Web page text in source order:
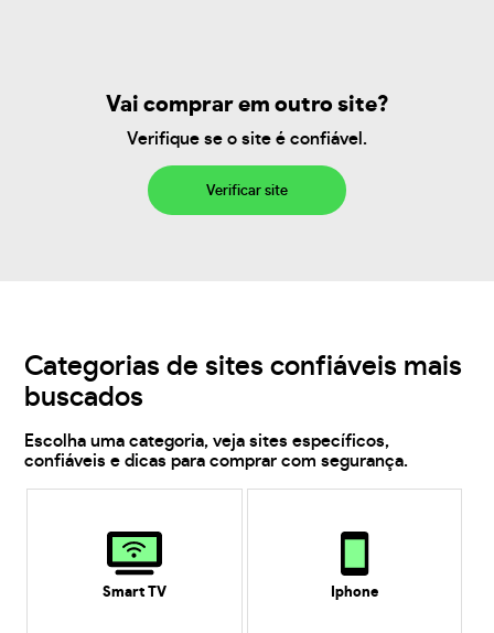
Vai comprar em outro site?
Verifique se o site é confiável.
Verificar site
Categorias de sites confiáveis mais
buscados
Escolha uma categoria, veja sites específicos,
confiáveis e dicas para comprar com segurança.
Smart TV Iphone